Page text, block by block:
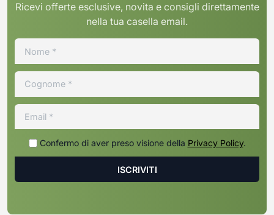
Ricevi offerte esclusive, novita e consigli direttamente
nella tua casella email.
Confermo di aver preso visione della Privacy Policy.